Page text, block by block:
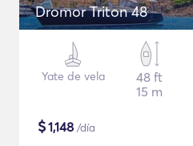
Dromor Triton 48
Yate de vela
48 ft
15 m
$1,148 /día